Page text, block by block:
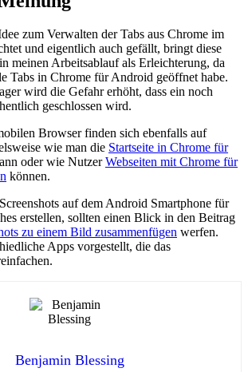
zum Verwalten der Tabs aus Chrome im
und eigentlich auch gefällt, bringt diese
meinen Arbeitsablauf als Erleichterung, da
Tabs in Chrome für Android geöffnet habe.
wird die Gefahr erhöht, dass ein noch
geschlossen wird.
Browser finden sich ebenfalls auf
wie man die Startseite in Chrome für
oder wie NutzerWebseiten mit Chrome für
können.
auf dem Android Smartphone für
erstellen, sollten einen Blick in den Beitrag
zu einem Bild zusam­menfügen werfen.
Apps vorgestellt, die das
Benjamin Blessing